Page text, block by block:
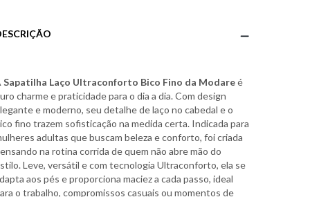
Sapatilha Laço Ultraconforto Bico Fino da Modareé
charme e praticidade para o dia a dia. Com design
e moderno, seu detalhe de laço no cabedal e o
fino trazem sofisticação na medida certa. Indicada para
adultas que buscam beleza e conforto, foi criada
na rotina corrida de quem não abre mão do
Leve, versátil e com tecnologia Ultraconforto, ela se
aos pés e proporciona maciez a cada passo, ideal
o trabalho, compromissos casuais ou momentos de